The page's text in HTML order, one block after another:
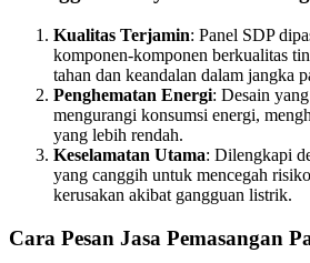
Kualitas Terjamin: Panel SDP
komponen-komponen berkualitas
tahan dan keandalan dalam jangka
Penghematan Energi: Desain
mengurangi konsumsi energi,
yang lebih rendah.
Keselamatan Utama: Dilengkapi
yang canggih untuk mencegah
kerusakan akibat gangguan listrik.
Cara Pesan Jasa Pemasangan